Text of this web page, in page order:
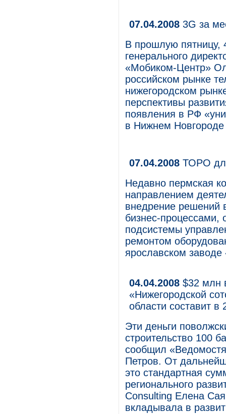
07.04.2008 3G за
В прошлую пятницу,
генерального
«Мобиком-Центр»
российском рынке
нижегородском
перспективы
появления в РФ
в Нижнем Новгороде
07.04.2008 ТОРО
Недавно пермская
направлением
внедрение решений
бизнес-процессами,
подсистемы
ремонтом
ярославском
04.04.2008 $32 млн
«Нижегородской
области составит в
Эти деньги
строительство 100
сообщил
Петров. От
это стандартная
регионального
Consulting Елена
вкладывала в